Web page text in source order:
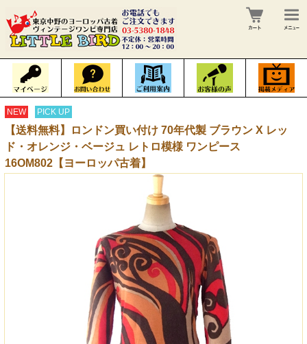
NEW PICK UP
【送料無料】ロンドン買い付け 70年代製 ブラウン X レッ
ド・オレンジ・ベージュ レトロ模様 ワンピース
16OM802【ヨーロッパ古着】